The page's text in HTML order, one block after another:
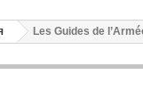
Les Guides de